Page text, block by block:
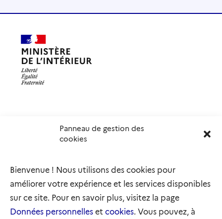
Panneau de gestion des
cookies
Bienvenue ! Nous utilisons des cookies pour
améliorer votre expérience et les services disponibles
sur ce site. Pour en savoir plus, visitez la page
Données personnelles et cookies. Vous pouvez, à
Délégation interministérielle à l’accueil et à l’intégration
elysee.fr
info.gouv.fr
legifrance.gouv.fr
refugies.info
initiativemarianne.fr